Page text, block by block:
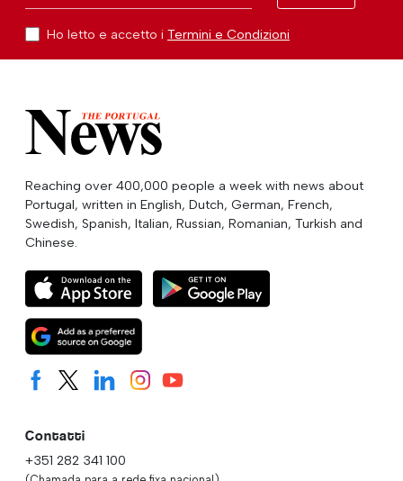
Ho letto e accetto i Termini e Condizioni
Reaching over 400,000 people a week with news about
Portugal, written in English, Dutch, German, French,
Swedish, Spanish, Italian, Russian, Romanian, Turkish and
Chinese.
Contatti
+351 282 341 100